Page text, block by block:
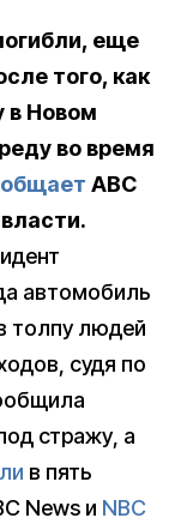
еще
того, как
в Новом
во время
ABC
автомобиль
толпу людей
судя по
стражу, а
в пять
News и NBC